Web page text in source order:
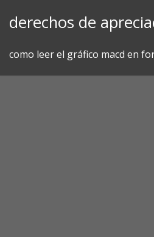
derechos de
como leer el gráfico macd en